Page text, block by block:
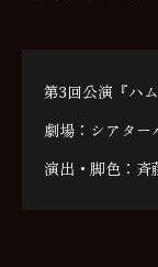
第3回公演『ハ
劇場：シアター
演出・脚色：斉